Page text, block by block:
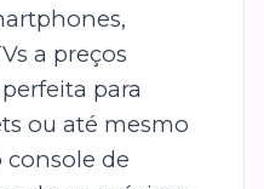
a preços
para
ou até mesmo
de